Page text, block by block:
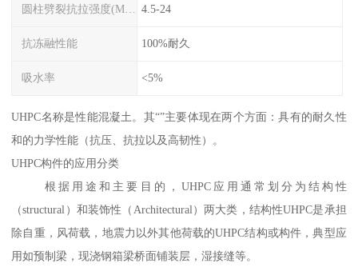
圆柱劈裂抗拉强度(MPa) 4.5-24
抗冻融性能 100%耐久
吸水率 <5%
UHPC名称是性能混凝土。其“”主要体现在两个方面：具有的耐久性
和的力学性能（抗压、抗拉以及高韧性）。
UHPC构件的应用分类
根据用途和主要目的，UHPC应用通常划分为结构性
（structural）和装饰性（Architectural）两大类，结构性UHPC是承担
除自重，风荷载，地震力以外其他荷载的UHPC结构或构件，典型应
用如预制梁，现浇钢箱梁桥面铺装层，湿接缝等。